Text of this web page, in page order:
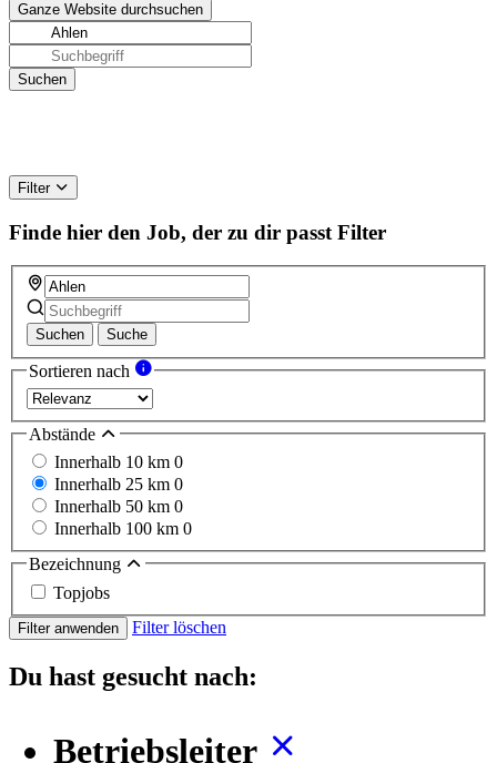
Filter
Finde hier den Job, der zu dir passt Filter
Suchen Suche
Sortieren nach
Abstände
Innerhalb 10 km 0
Innerhalb 25 km 0
Innerhalb 50 km 0
Innerhalb 100 km 0
Bezeichnung
Topjobs
Filter anwenden Filter löschen
Du hast gesucht nach:
Betriebsleiter